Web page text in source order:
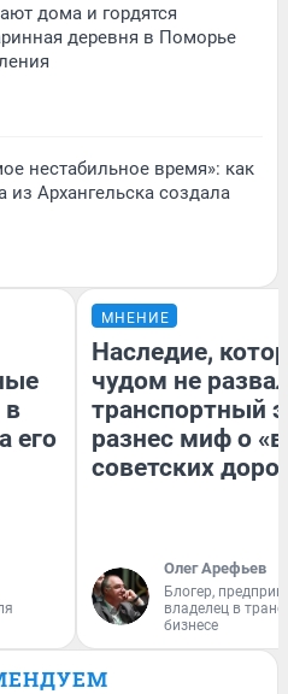
дома и гордятся
деревня в Поморье
нестабильное время»: как
из Архангельска создала
в
его
МНЕНИЕ
Наследие,
чудом не
транспортный
разнес миф о
советских
Олег Арефьев
Блогер,
владелец в
бизнесе